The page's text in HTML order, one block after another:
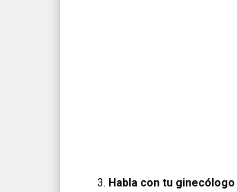
Habla con tu ginecólogo